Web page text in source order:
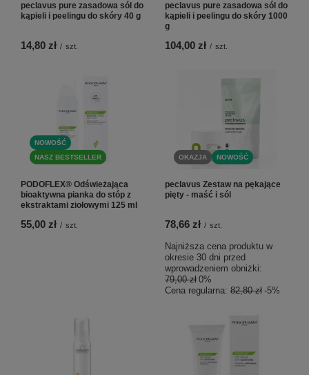
peclavus pure zasadowa sól do
kąpieli i peelingu do skóry 40 g
14,80 zł / szt.
peclavus pure zasadowa sól do
kąpieli i peelingu do skóry 1000
g
104,00 zł / szt.
NOWOŚĆ
NASZ BESTSELLER
PODOFLEX® Odświeżająca
bioaktywna pianka do stóp z
ekstraktami ziołowymi 125 ml
55,00 zł / szt.
OKAZJA NOWOŚĆ
peclavus Zestaw na pękające
pięty - maść i sól
78,66 zł / szt.
Najniższa cena produktu w
okresie 30 dni przed
wprowadzeniem obniżki:
79,00 zł 0%
Cena regularna: 82,80 zł -5%